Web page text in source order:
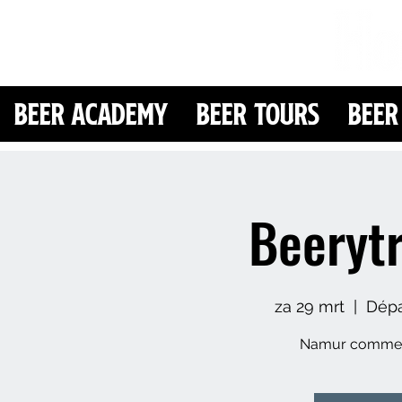
Beer Academy Beer Tours
za 29 mrt
  |
Namur